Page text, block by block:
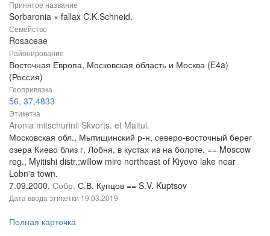
Принятое название
Sorbaronia × fallax C.K.Schneid.
Семейство
Rosaceae
Районирование
Восточная Европа, Московская область и Москва (E4a)
(Россия)
Геопривязка
56, 37,4833
Этикетка
Aronia mitschurinii Skvorts. et Maitul.
Московская обл., Мытищинский р-н, северо-восточный берег
озера Киево близ г. Лобня, в кустах ив на болоте. == Moscow
reg., Myitishi distr.;willow mire northeast of Kiyovo lake near
Lobn'a town.
7.09.2000. Собр. С.В. Купцов == S.V. Kuptsov
Дата ввода этикетки 19.03.2019
Полная карточка